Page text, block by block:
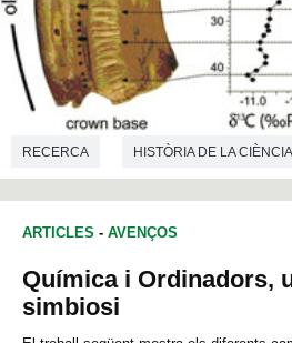
RECERCA HISTÒRIA DE LA CIÈNCIA
CIÈNCIES AMBIENTALS
ARTICLES - AVENÇOS
Química i Ordinadors,
simbiosi